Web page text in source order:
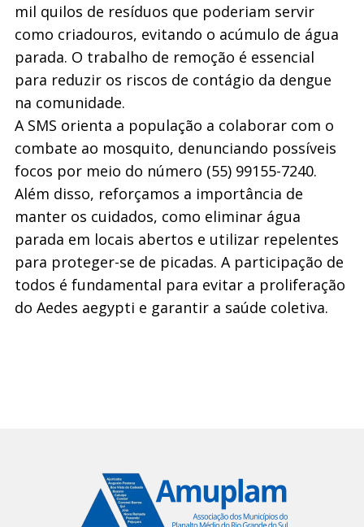
mil quilos de resíduos que poderiam servir
como criadouros, evitando o acúmulo de água
parada. O trabalho de remoção é essencial
para reduzir os riscos de contágio da dengue
na comunidade.
A SMS orienta a população a colaborar com o
combate ao mosquito, denunciando possíveis
focos por meio do número (55) 99155-7240.
Além disso, reforçamos a importância de
manter os cuidados, como eliminar água
parada em locais abertos e utilizar repelentes
para proteger-se de picadas. A participação de
todos é fundamental para evitar a proliferação
do Aedes aegypti e garantir a saúde coletiva.